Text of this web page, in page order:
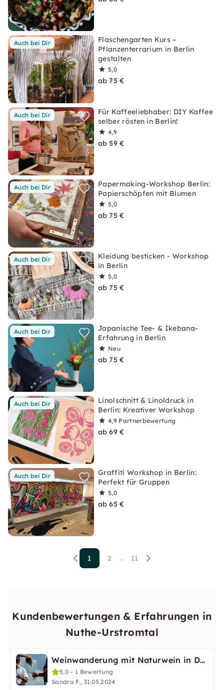
Auch bei Dir
Flaschengarten Kurs –
Pflanzenterrarium in Berlin
gestalten
5,0
ab 75 €
Auch bei Dir
Für Kaffeeliebhaber: DIY Kaffee
selber rösten in Berlin!
4,9
ab 59 €
Auch bei Dir
Papermaking-Workshop Berlin:
Papierschöpfen mit Blumen
5,0
ab 75 €
Auch bei Dir
Kleidung besticken - Workshop
in Berlin
5,0
ab 75 €
Auch bei Dir
Japanische Tee- & Ikebana-
Erfahrung in Berlin
Neu
ab 75 €
Auch bei Dir
Linolschnitt & Linoldruck in
Berlin: Kreativer Workshop
4,9 Partnerbewertung
ab 69 €
Auch bei Dir
Graffiti Workshop in Berlin:
Perfekt für Gruppen
5,0
ab 65 €
1 2 ... 11
Kundenbewertungen & Erfahrungen in
Nuthe-Urstromtal
Weinwanderung mit Naturwein in Dobbrikow bei Berlin
5,0 – 1 Bewertung
Sandra F., 31.05.2024